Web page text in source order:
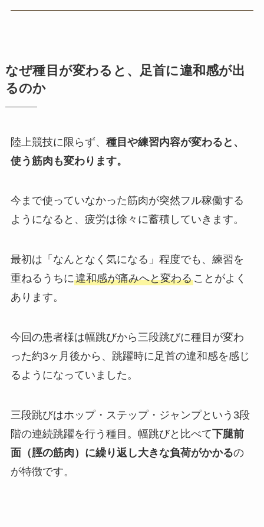
なぜ種目が変わると、足首に違和感が出
るのか
陸上競技に限らず、 種目や練習内容が変わると、
使う筋肉も変わります。
今まで使っていなかった筋肉が突然フル稼働する
ようになると、疲労は徐々に蓄積していきます。
最初は「なんとなく気になる」程度でも、練習を
重ねるうちに違和感が痛みへと変わることがよく
あります。
今回の患者様は幅跳びから三段跳びに種目が変わ
った約3ヶ月後から、跳躍時に足首の違和感を感じ
るようになっていました。
三段跳びはホップ・ステップ・ジャンプという3段
階の連続跳躍を行う種目。幅跳びと比べて下腿前
面（脛の筋肉）に繰り返し大きな負荷がかかるの
が特徴です。